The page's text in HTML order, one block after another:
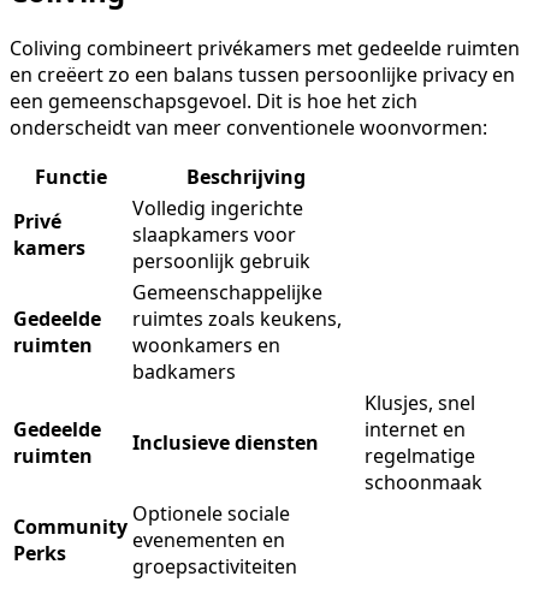
Coliving combineert privékamers met gedeelde ruimten
en creëert zo een balans tussen persoonlijke privacy en
een gemeenschapsgevoel. Dit is hoe het zich
onderscheidt van meer conventionele woonvormen:
Functie
Beschrijving
Privé
kamers
Volledig ingerichte
slaapkamers voor
persoonlijk gebruik
Gedeelde
ruimten
Gemeenschappelijke
ruimtes zoals keukens,
woonkamers en
badkamers
Gedeelde
ruimten
Inclusieve diensten
Klusjes, snel
internet en
regelmatige
schoonmaak
Community
Perks
Optionele sociale
evenementen en
groepsactiviteiten